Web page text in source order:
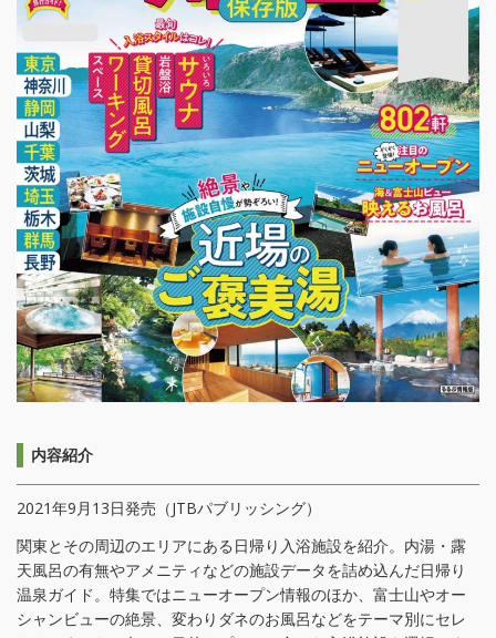
内容紹介
2021年9月13日発売（JTBパブリッシング）
関東とその周辺のエリアにある日帰り入浴施設を紹介。内湯・露
天風呂の有無やアメニティなどの施設データを詰め込んだ日帰り
温泉ガイド。特集ではニューオープン情報のほか、富士山やオー
シャンビューの絶景、変わりダネのお風呂などをテーマ別にセレ